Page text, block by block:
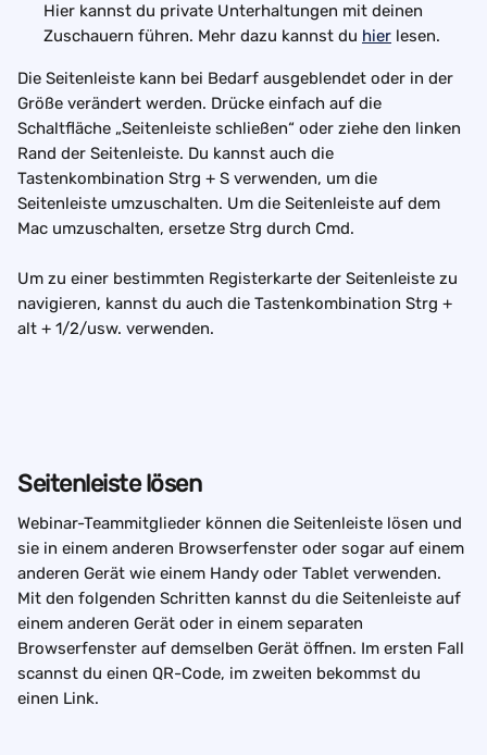
Hier kannst du private Unterhaltungen mit deinen
Zuschauern führen. Mehr dazu kannst du hier lesen.
Die Seitenleiste kann bei Bedarf ausgeblendet oder in der
Größe verändert werden. Drücke einfach auf die
Schaltfläche „Seitenleiste schließen“ oder ziehe den linken
Rand der Seitenleiste. Du kannst auch die
Tastenkombination Strg + S verwenden, um die
Seitenleiste umzuschalten. Um die Seitenleiste auf dem
Mac umzuschalten, ersetze Strg durch Cmd.
Um zu einer bestimmten Registerkarte der Seitenleiste zu
navigieren, kannst du auch die Tastenkombination Strg +
alt + 1/2/usw. verwenden.
Seitenleiste lösen
Webinar-Teammitglieder können die Seitenleiste lösen und
sie in einem anderen Browserfenster oder sogar auf einem
anderen Gerät wie einem Handy oder Tablet verwenden.
Mit den folgenden Schritten kannst du die Seitenleiste auf
einem anderen Gerät oder in einem separaten
Browserfenster auf demselben Gerät öffnen. Im ersten Fall
scannst du einen QR-Code, im zweiten bekommst du
einen Link.